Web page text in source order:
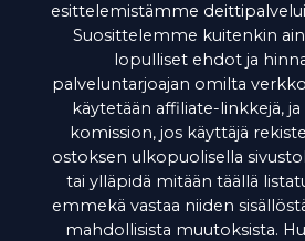
esittelemistämme
Suosittelemme kuitenkin
lopulliset ehdot ja
palveluntarjoajan omilta
käytetään affiliate-linkkejä,
komission, jos käyttäjä
ostoksen ulkopuolisella
tai ylläpidä mitään täällä
emmekä vastaa niiden
mahdollisista muutoksista.